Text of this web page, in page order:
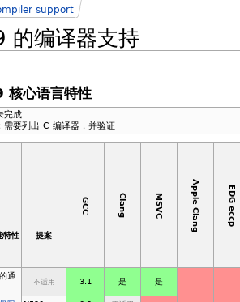
的编译器支持
support
核心语言特性
完成
需要列出 C 编译器，并验证
特性 提案
GCC Clang MSVC Apple Clang EDG eccp
通
不适用 3.1 是 是